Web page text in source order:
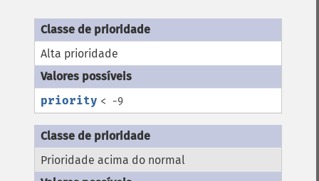
Alta prioridade
priority < -9
Prioridade acima do normal